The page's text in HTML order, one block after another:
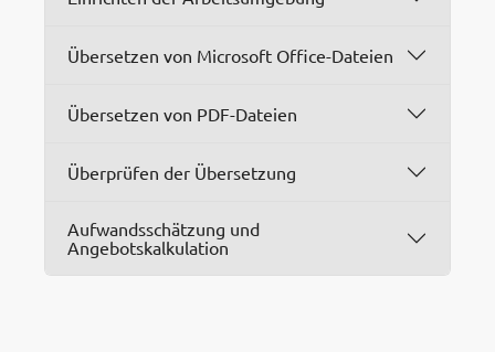
Übersetzen von Microsoft Office-Dateien
Übersetzen von PDF-Dateien
Überprüfen der Übersetzung
Aufwandsschätzung und
Angebotskalkulation